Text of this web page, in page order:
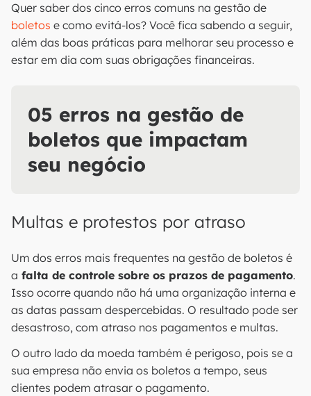
Quer saber dos cinco erros comuns na gestão de
boletos e como evitá-los? Você fica sabendo a seguir,
além das boas práticas para melhorar seu processo e
estar em dia com suas obrigações financeiras.
05 erros na gestão de
boletos que impactam
seu negócio
Multas e protestos por atraso
Um dos erros mais frequentes na gestão de boletos é
a falta de controle sobre os prazos de pagamento.
Isso ocorre quando não há uma organização interna e
as datas passam despercebidas. O resultado pode ser
desastroso, com atraso nos pagamentos e multas.
O outro lado da moeda também é perigoso, pois se a
sua empresa não envia os boletos a tempo, seus
clientes podem atrasar o pagamento.